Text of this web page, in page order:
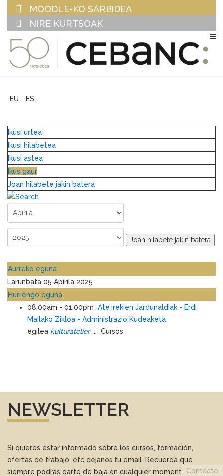
MOODLE-KO SARBIDEA
NIRE KURTSOAK
EU ES
Ikusi urtea
Ikusi hilabetea
Ikusi astea
Ikus gaur
Joan hilabete jakin batera
Joan hilabete jakin batera
Aurreko eguna
Larunbata 05 Apirila 2025
Hurrengo eguna
08:00am - 01:00pm Ate Irekien Jardunaldiak - Erdi
Mailako Zikloa - Administrazio Kudeaketa
egilea kulturatelier:: Cursos
NEWSLETTER
Si quieres estar informado sobre los cursos, formación,
ofertas de trabajo, etc déjanos tu email. Recuerda que
siempre podrás darte de baja en cualquier momento.Contacto